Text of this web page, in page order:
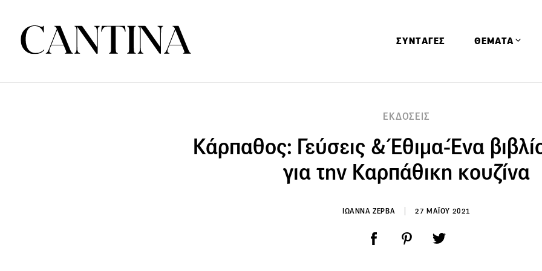
ΣΥΝΤΑΓΕΣ ΘΕΜΑΤΑ
Ειδήσεις
Έρευνες
ΕΚΔΟΣΕΙΣ
Κάρπαθος: Γεύσεις & Έθιμα-Ένα
για την Καρπάθικη κουζίνα
ΙΩΑΝΝΑ ΖΕΡΒΑ 27 ΜΑΪΟΥ 2021